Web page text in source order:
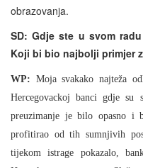
obrazovanja.
SD: Gdje ste u svom
Koji bi bio najbolji primjer
WP: Moja svakako najteža
Hercegovackoj banci gdje su
preuzimanje je bilo opasno
profitirao od tih sumnjivih
tijekom istrage pokazalo,